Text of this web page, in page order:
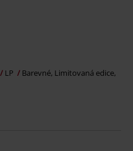
LP
Barevné, Limitovaná edice,